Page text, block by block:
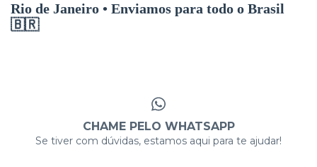
Rio de Janeiro • Enviamos para todo o Brasil
🇧🇷
CHAME PELO WHATSAPP
Se tiver com dúvidas, estamos aqui para te ajudar!